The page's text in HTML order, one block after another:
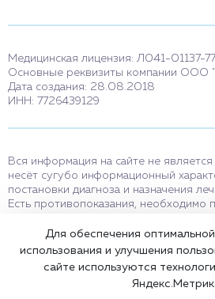
Медицинская лицензия: Л041-01137-
Основные реквизиты компании ООО
Дата создания: 28.08.2018
ИНН: 7726439129
Вся информация на сайте не
несёт сугубо информационный
постановки диагноза и назначения
Есть противопоказания, необходимо
мессенджерам и в соцсетях носят
информационный характер и не
услугами.
Оставаясь на сайте вы соглашаетесь
Для обеспечения
использования и улучшения
сайте используются